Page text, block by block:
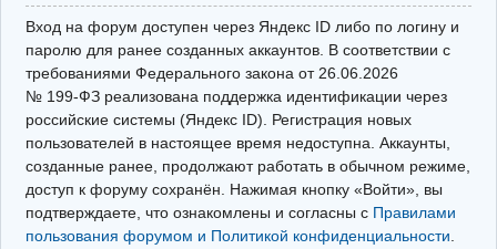
Поиск
Вход(логин\пароль)
Войти через Яндекс ID
Выйти
Вход на форум доступен через Яндекс ID либо по логину и
паролю для ранее созданных аккаунтов. В соответствии с
требованиями Федерального закона от 26.06.2026
№ 199‑ФЗ реализована поддержка идентификации через
российские системы (Яндекс ID). Регистрация новых
пользователей в настоящее время недоступна. Аккаунты,
созданные ранее, продолжают работать в обычном режиме,
доступ к форуму сохранён. Нажимая кнопку «Войти», вы
подтверждаете, что ознакомлены и согласны с Правилами
пользования форумом и Политикой конфиденциальности